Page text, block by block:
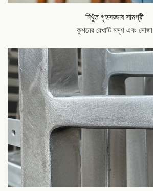
নিখুঁত গৃহসজ্জার সামগ্রী
কুশনের রেখাটি মসৃণ এবং সোজা